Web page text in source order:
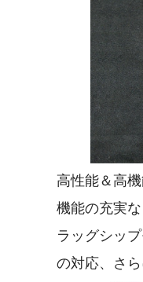
高性能＆高
機能の充実
ラッグシッ
の対応、さ